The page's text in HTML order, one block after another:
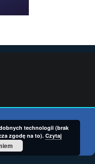
technologii (brak
zgodę na to).Czytaj